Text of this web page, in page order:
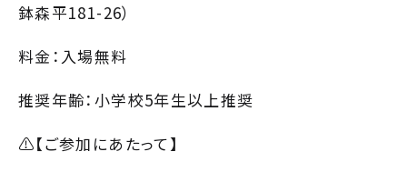
鉢森平181-26）
料金：入場無料
推奨年齢：小学校5年生以上推奨
⚠️【ご参加にあたって】